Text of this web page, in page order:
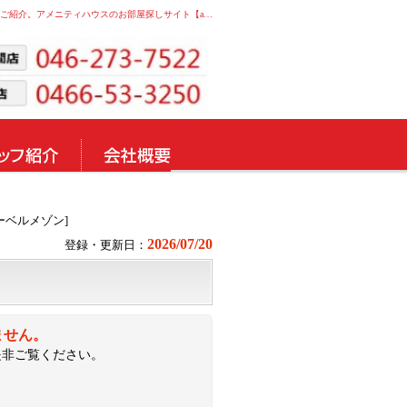
ＡＦ ペット共生 ＡＩ・グランディール中央林間[ヘーベルメゾン] ヘーベルメゾン,ペット / 3階 1LDK 43.39m2 築1年｜中央林間・湘南台の賃貸物件をご紹介。アメニティハウスのお部屋探しサイト【ame7522】
ルメゾン]
登録・更新日： 2026/07/20
ん。
ご覧ください。